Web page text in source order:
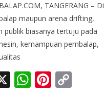
TANGERANG – Di
maupun arena drifting,
publik biasanya tertuju pada
kemampuan pembalap,
X W Pi